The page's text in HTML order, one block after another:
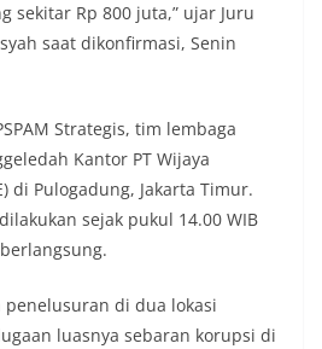
sekitar Rp 800 juta,” ujar Juru
saat dikonfirmasi, Senin
Strategis, tim lembaga
Kantor PT Wijaya
di Pulogadung, Jakarta Timur.
sejak pukul 14.00 WIB
penelusuran di dua lokasi
luasnya sebaran korupsi di